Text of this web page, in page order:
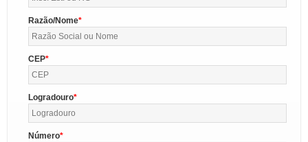
Razão/Nome
CEP
Logradouro
Número